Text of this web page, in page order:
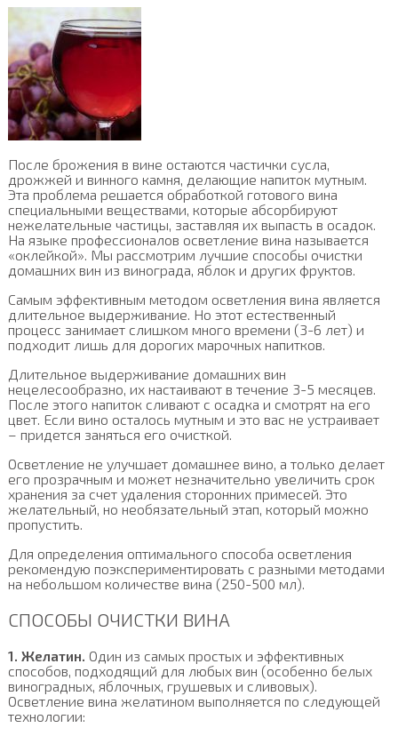
После брожения в вине остаются частички сусла,
дрожжей и винного камня, делающие напиток мутным.
Эта проблема решается обработкой готового вина
специальными веществами, которые абсорбируют
нежелательные частицы, заставляя их выпасть в осадок.
На языке профессионалов осветление вина называется
«оклейкой». Мы рассмотрим лучшие способы очистки
домашних вин из винограда, яблок и других фруктов.
Самым эффективным методом осветления вина является
длительное выдерживание. Но этот естественный
процесс занимает слишком много времени (3-6 лет) и
подходит лишь для дорогих марочных напитков.
Длительное выдерживание домашних вин
нецелесообразно, их настаивают в течение 3-5 месяцев.
После этого напиток сливают с осадка и смотрят на его
цвет. Если вино осталось мутным и это вас не устраивает
– придется заняться его очисткой.
Осветление не улучшает домашнее вино, а только делает
его прозрачным и может незначительно увеличить срок
хранения за счет удаления сторонних примесей. Это
желательный, но необязательный этап, который можно
пропустить.
Для определения оптимального способа осветления
рекомендую поэкспериментировать с разными методами
на небольшом количестве вина (250-500 мл).
СПОСОБЫ ОЧИСТКИ ВИНА
1. Желатин. Один из самых простых и эффективных
способов, подходящий для любых вин (особенно белых
виноградных, яблочных, грушевых и сливовых).
Осветление вина желатином выполняется по следующей
технологии: